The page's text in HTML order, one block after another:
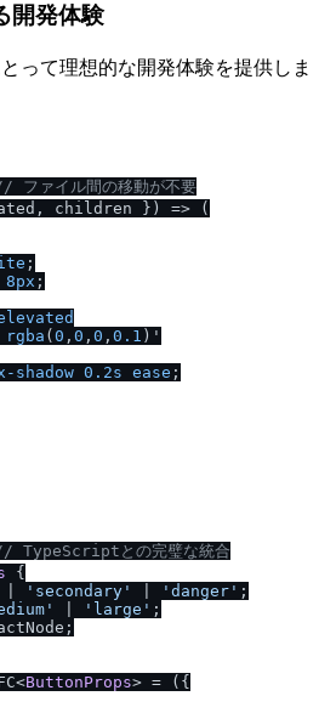
開発体験
って理想的な開発体験を提供しま
/ ファイル間の移動が不要
children } ) => (
;
8px ;
rgba ( 0 , 0 , 0 , 0.1 )'
shadow 0.2s ease ;
/ TypeScriptとの完璧な統合
{
'secondary' 'danger' ;
'large' ;
;
<ButtonProps> = ( {